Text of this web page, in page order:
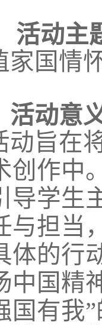
活动主
家国情
活动意
动旨在
创作中
导学生
与担当
体的行
中国精
国有我